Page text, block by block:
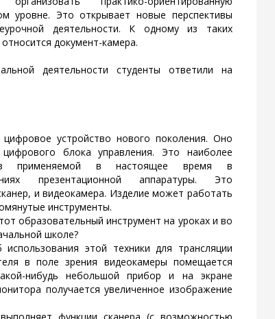
уровне. Это открывает новые перспективы
деятельности. К одному из таких
документ-камера.
деятельности студенты ответили на
устройство нового поколения. Оно
блока управления. Это наиболее
применяемой в настоящее время в
презентационной аппаратуры. Это
и видеокамера. Изделие может работать
инструменты.
образовательный инструмент на уроках и во
школе?
этой техники для трансляции
в поле зрения видеокамеры помещается
нибудь небольшой прибор и на экране
получается увеличенное изображение